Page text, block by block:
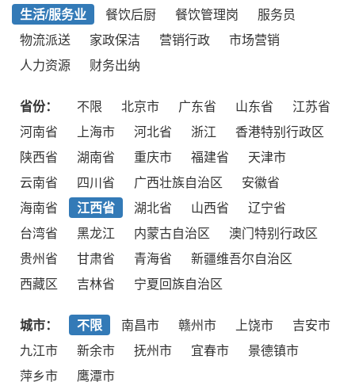
生活/服务业
餐饮后厨 餐饮管理岗
服务员
物流派送
家政保洁 营销行政
市场营销
人力资源
财务出纳
省份： 不限 北京市 广东省 山东省
江苏省
河南省
上海市 河北省 浙江
香港特别行政区
陕西省
湖南省 重庆市 福建省
天津市
云南省
四川省 广西壮族自治区
安徽省
海南省
江西省 湖北省 山西省
辽宁省
台湾省
黑龙江 内蒙古自治区
澳门特别行政区
贵州省
甘肃省 青海省
新疆维吾尔自治区
西藏区
吉林省 宁夏回族自治区
城市： 不限 南昌市 赣州市 上饶市
吉安市
九江市
新余市 抚州市 宜春市
景德镇市
萍乡市
鹰潭市